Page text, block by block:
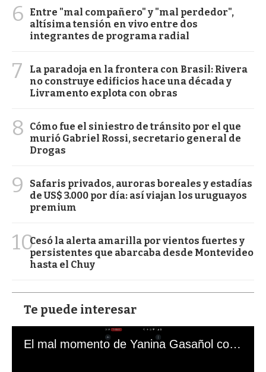
6
Entre "mal compañero" y "mal perdedor",
altísima tensión en vivo entre dos
integrantes de programa radial
7
La paradoja en la frontera con Brasil: Rivera
no construye edificios hace una década y
Livramento explota con obras
8
Cómo fue el siniestro de tránsito por el que
murió Gabriel Rossi, secretario general de
Drogas
9
Safaris privados, auroras boreales y estadías
de US$ 3.000 por día: así viajan los uruguayos
premium
10Cesó la alerta amarilla por vientos fuertes y
persistentes que abarcaba desde Montevideo
hasta el Chuy
Te puede interesar
El mal momento de Yanina Gasañol con un hincha argentino en "Subrayado"